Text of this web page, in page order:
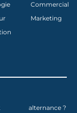
Commercial
Marketing
alternance ?